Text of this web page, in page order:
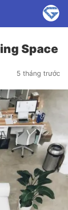
Space
5 tháng trước